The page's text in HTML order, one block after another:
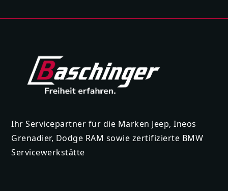
Ihr Servicepartner für die Marken Jeep, Ineos
Grenadier, Dodge RAM sowie zertifizierte BMW
Servicewerkstätte